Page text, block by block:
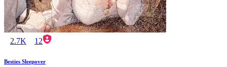
2.7K 12
Besties Sleepover